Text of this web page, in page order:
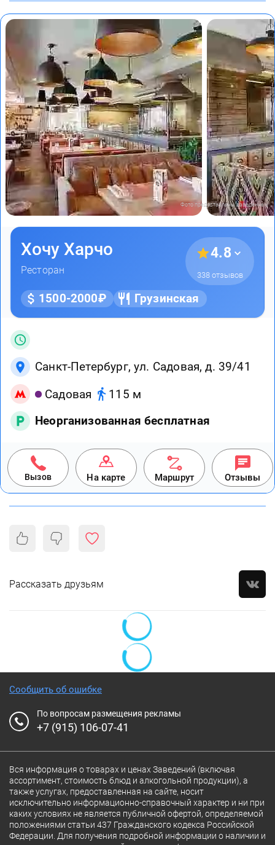
Фото предоставлены заведением
Хочу Харчо
Ресторан
4.8
338 отзывов
1500-2000₽ Грузинская
Санкт-Петербург, ул. Садовая, д. 39/41
Садовая
115 м
Неорганизованная бесплатная
Вызов На карте Маршрут Отзывы
Рассказать друзьям
Сообщить об ошибке
По вопросам размещения рекламы
+7 (915) 106-07-41
Вся информация о товарах и ценах Заведений (включая
ассортимент, стоимость блюд и алкогольной продукции), а
также услугах, предоставленная на сайте, носит
исключительно информационно-справочный характер и ни при
каких условиях не является публичной офертой, определяемой
положениями статьи 437 Гражданского кодекса Российской
Федерации. Для получения подробной информации о наличии и